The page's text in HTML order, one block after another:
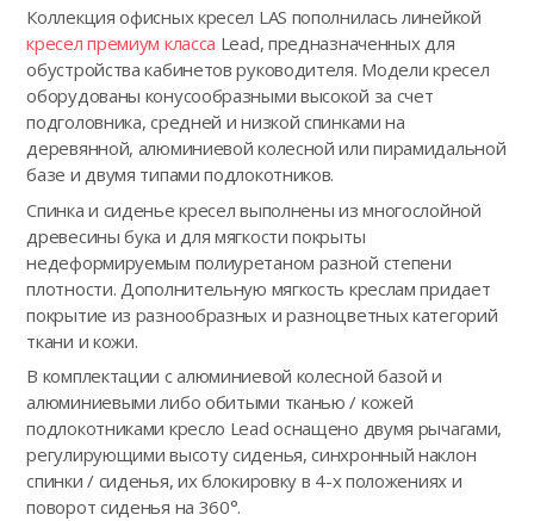
Коллекция офисных кресел LAS пополнилась линейкой
кресел премиум класса Lead, предназначенных для
обустройства кабинетов руководителя. Модели кресел
оборудованы конусообразными высокой за счет
подголовника, средней и низкой спинками на
деревянной, алюминиевой колесной или пирамидальной
базе и двумя типами подлокотников.
Спинка и сиденье кресел выполнены из многослойной
древесины бука и для мягкости покрыты
недеформируемым полиуретаном разной степени
плотности. Дополнительную мягкость креслам придает
покрытие из разнообразных и разноцветных категорий
ткани и кожи.
В комплектации с алюминиевой колесной базой и
алюминиевыми либо обитыми тканью / кожей
подлокотниками кресло Lead оснащено двумя рычагами,
регулирующими высоту сиденья, синхронный наклон
спинки / сиденья, их блокировку в 4-х положениях и
поворот сиденья на 360°.